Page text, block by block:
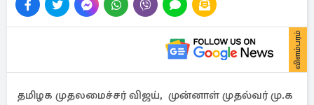
விளம்பரம்
தமிழக முதலமைச்சர் விஜய், முன்னாள் முதல்வர் மு.க